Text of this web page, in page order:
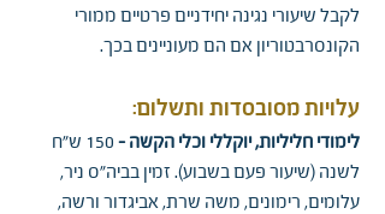
לקבל שיעורי נגינה יחידניים פרטיים ממורי
הקונסרבטוריון אם הם מעוניינים בכך.
עלויות מסובסדות ותשלום:
לימודי חליליות, יוקללי וכלי הקשה -
150 ש"ח
לשנה (שיעור פעם בשבוע). זמין בביה"ס ניר,
עלומים, רימונים, משה שרת, אביגדור ורשה,